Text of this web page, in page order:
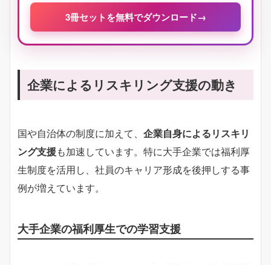
3冊セットを無料でダウンロード→
企業によるリスキリング支援の動き
国や自治体の制度に加えて、 企業自身によるリスキリ
ング支援も加速しています。特に大手企業では福利厚
生制度を活用し、社員のキャリア形成を後押しする事
例が増えています。
大手企業の福利厚生での学習支援